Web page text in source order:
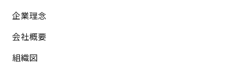
企業理念
会社概要
組織図